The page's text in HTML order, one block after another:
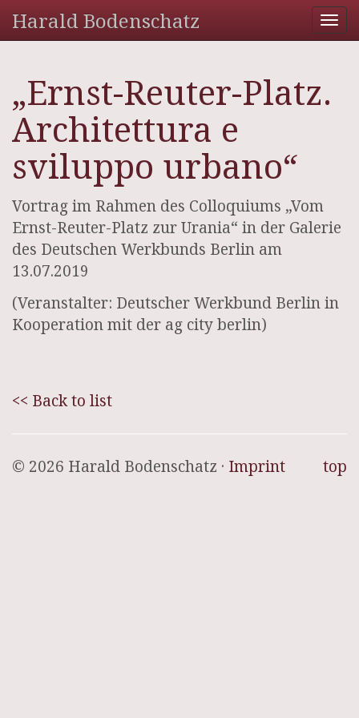
Harald Bodenschatz
„Ernst-Reuter-Platz.
Architettura e
sviluppo urbano“
Vortrag im Rahmen des Colloquiums „Vom
Ernst-Reuter-Platz zur Urania“ in der Galerie
des Deutschen Werkbunds Berlin am
13.07.2019
(Veranstalter: Deutscher Werkbund Berlin in
Kooperation mit der ag city berlin)
<< Back to list
top
© 2026 Harald Bodenschatz · Imprint